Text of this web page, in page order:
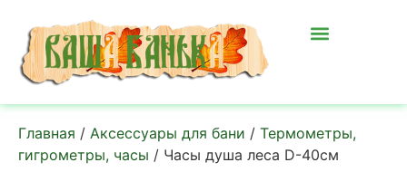
Главная / Аксессуары для бани / Термометры,
гигрометры, часы / Часы душа леса D-40см